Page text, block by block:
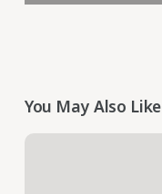
You May Also Like
Bryan